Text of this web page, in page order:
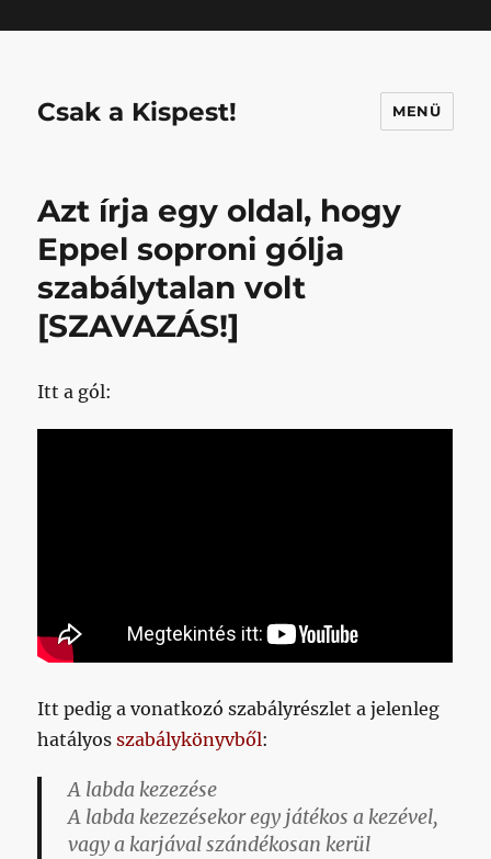
Csak a Kispest! MENÜ
Azt írja egy oldal, hogy
Eppel soproni gólja
szabálytalan volt
[SZAVAZÁS!]
Itt a gól:
Itt pedig a vonatkozó szabályrészlet a jelenleg
hatályosszabálykönyvből:
A labda kezezése
A labda kezezésekor egy játékos a kezével,
vagy a karjával szándékosan kerül